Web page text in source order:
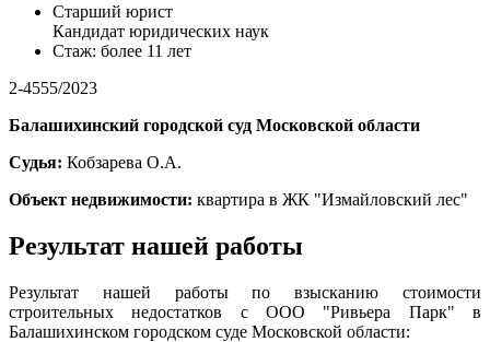
Старший юрист
Кандидат юридических наук
Стаж: более 11 лет
2-4555/2023
Балашихинский городской суд Московской области
Судья: Кобзарева О.А.
Объект недвижимости: квартира в ЖК "Измайловский лес"
Результат нашей работы
Результат нашей работы по взысканию стоимости
строительных недостатков с ООО "Ривьера Парк" в
Балашихинском городском суде Московской области: